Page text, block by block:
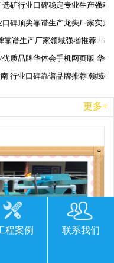
2026-06-26
矿行业口碑稳定专业生产强者
2026-06-26
碑顶尖靠谱生产龙头厂家实力
2026-06-26
靠谱生产厂家领域强者推荐
2026-06-26
质品牌华体会手机网页版-华
2026-06-26
行业口碑靠谱品牌推荐 领域
更多+
程案例 联系我们